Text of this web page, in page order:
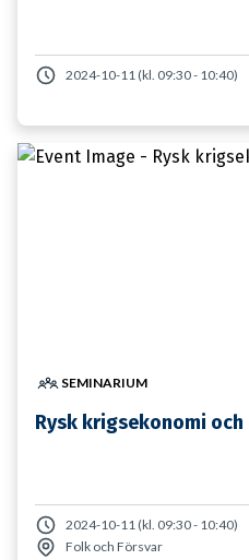
2024-10-11 (kl. 09:30 - 10:40)
SEMINARIUM
Rysk krigsekonomi
2024-10-11 (kl. 09:30 - 10:40)
Folk och Försvar